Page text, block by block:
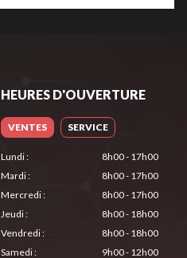
HEURES D'OUVERTURE
VENTES SERVICE
Lundi:
8h00 - 17h00
Mardi:
8h00 - 17h00
Mercredi:
8h00 - 17h00
Jeudi:
8h00 - 18h00
Vendredi:
8h00 - 18h00
Samedi: 9h00 - 12h00